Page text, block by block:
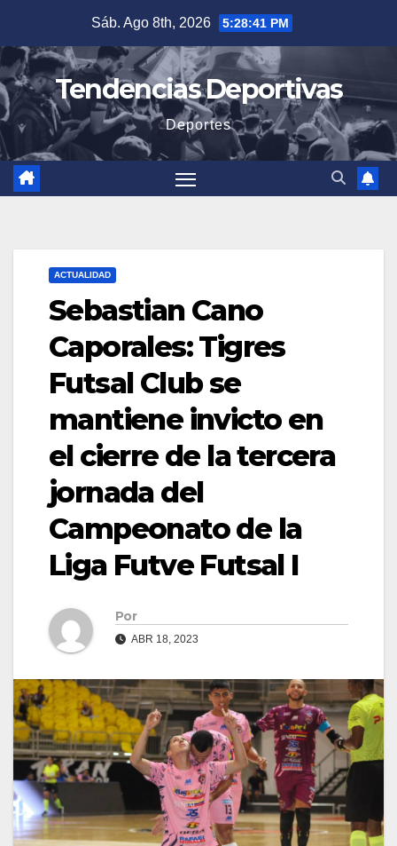
contenido
Sáb. Ago 8th, 2026 5:28:43 PM
Tendencias Deportivas
Deportes
ACTUALIDAD
Sebastian Cano
Caporales: Tigres
Futsal Club se
mantiene invicto en
el cierre de la tercera
jornada del
Campeonato de la
Liga Futve Futsal I
Por
ABR 18, 2023